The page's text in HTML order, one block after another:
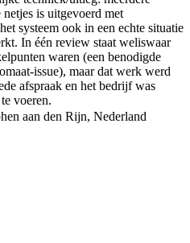
is uitgevoerd met
systeem ook in een echte situatie
In één review staat weliswaar
waren (een benodigde
issue), maar dat werk werd
afspraak en het bedrijf was
voeren.
aan den Rijn, Nederland